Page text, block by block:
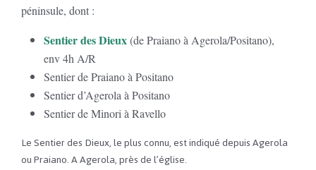
péninsule, dont :
Sentier des Dieux(de Praiano à Agerola/Positano),
env 4h A/R
Sentier de Praiano à Positano
Sentier d’Agerola à Positano
Sentier de Minori à Ravello
Le Sentier des Dieux, le plus connu, est indiqué depuis Agerola
ou Praiano. A Agerola, près de l’église.